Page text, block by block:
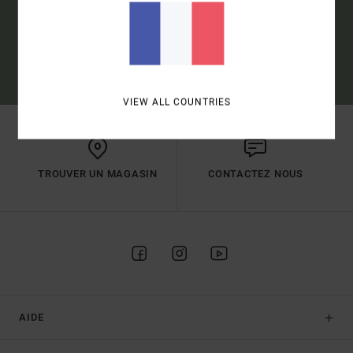
CONDITIONS DÉTAILLÉES DISPONIBLES DANS L'EMAIL DE BIENVENUE
TROUVER UN MAGASIN CONTACTEZ NOUS
AIDE
VIEW ALL COUNTRIES